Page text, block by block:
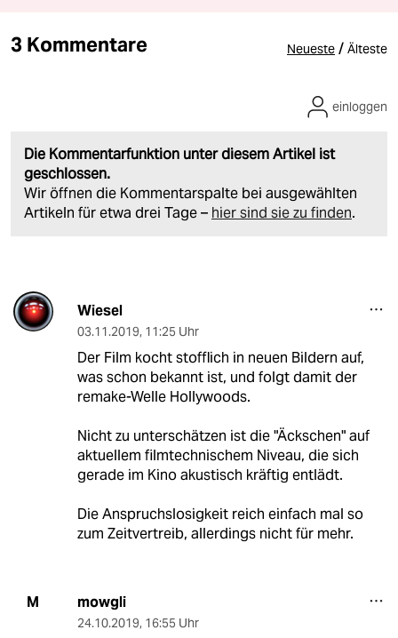
3 Kommentare Neueste / Älteste
Die Kommentarfunktion unter diesem Artikel ist
geschlossen.
Wir öffnen die Kommentarspalte bei ausgewählten
Artikeln für etwa drei Tage – hier sind sie zu finden.
einloggen
Wiesel
03.11.2019, 11:25 Uhr
Der Film kocht stofflich in neuen Bildern auf,
was schon bekannt ist, und folgt damit der
remake-Welle Hollywoods.
Nicht zu unterschätzen ist die "Äckschen" auf
aktuellem filmtechnischem Niveau, die sich
gerade im Kino akustisch kräftig entlädt.
Die Anspruchslosigkeit reich einfach mal so
zum Zeitvertreib, allerdings nicht für mehr.
M mowgli
24.10.2019, 16:55 Uhr